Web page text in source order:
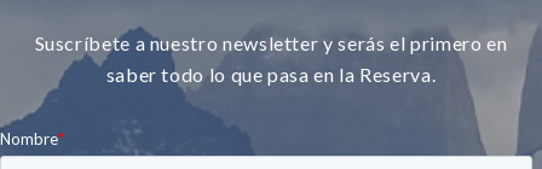
Suscríbete a nuestro newsletter y serás el primero en
saber todo lo que pasa en la Reserva.